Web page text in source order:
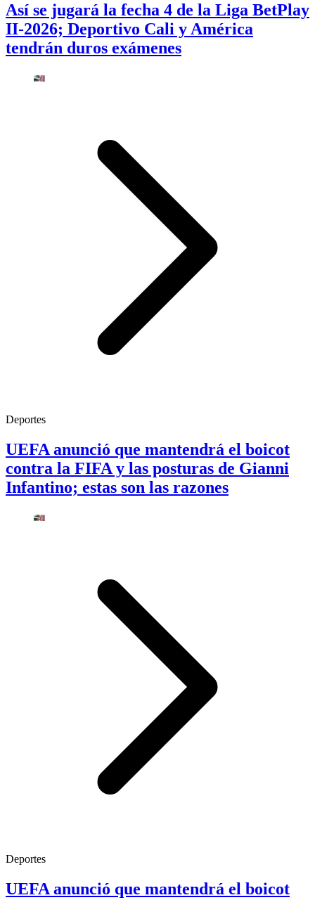
Así se jugará la fecha 4 de la Liga BetPlay
II-2026; Deportivo Cali y América
tendrán duros exámenes
Deportes
UEFA anunció que mantendrá el boicot
contra la FIFA y las posturas de Gianni
Infantino; estas son las razones
Deportes
UEFA anunció que mantendrá el boicot